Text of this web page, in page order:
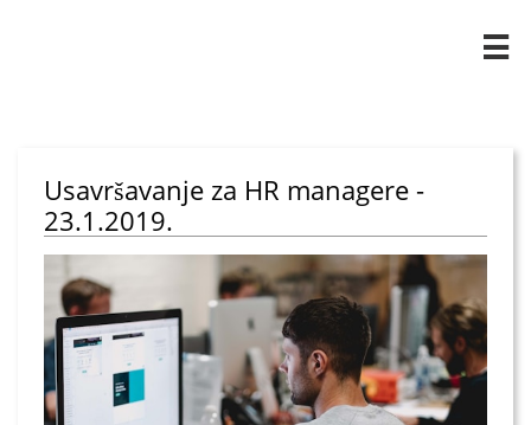

Usavršavanje za HR managere -
23.1.2019.